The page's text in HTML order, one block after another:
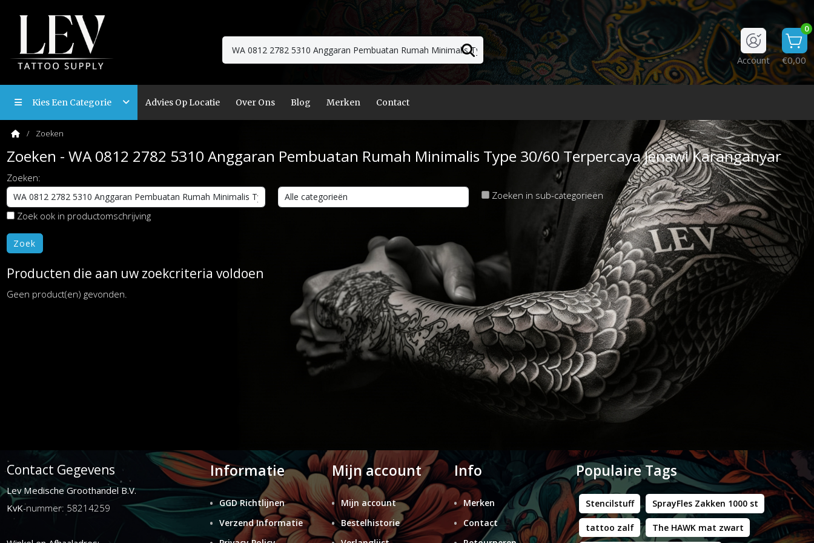
0
€0,00
Account
Kies Een Categorie Advies Op Locatie Over Ons Blog Merken Contact
Zoeken
Zoeken - WA 0812 2782 5310 Anggaran Pembuatan Rumah Minimalis Type 30/60 Terpercaya Jenawi Karanganyar
Zoeken:
Zoeken in sub-categorieën
Zoek ook in productomschrijving
Producten die aan uw zoekcriteria voldoen
Geen product(en) gevonden.
Contact Gegevens
Lev Medische Groothandel B.V.
KvK-nummer: 58214259
Informatie
GGD Richtlijnen
Verzend Informatie
Mijn account
Mijn account
Bestelhistorie
Info
Merken
Contact
Populaire Tags
Stencilstuff SprayFles Zakken 1000 st
tattoo zalf The HAWK mat zwart